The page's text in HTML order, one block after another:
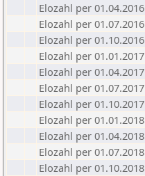
Elozahl per 01.04.2016
Elozahl per 01.07.2016
Elozahl per 01.10.2016
Elozahl per 01.01.2017
Elozahl per 01.04.2017
Elozahl per 01.07.2017
Elozahl per 01.10.2017
Elozahl per 01.01.2018
Elozahl per 01.04.2018
Elozahl per 01.07.2018
Elozahl per 01.10.2018